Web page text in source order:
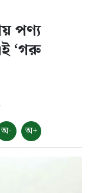
পণ্য
‘গরু
অ- অ+